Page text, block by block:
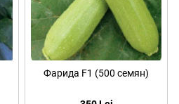
Фарида F1 (500 семян)